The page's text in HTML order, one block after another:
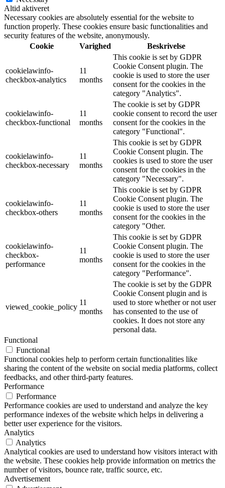
Altid aktiveret
Necessary cookies are absolutely essential for the website to
function properly. These cookies ensure basic functionalities and
security features of the website, anonymously.
Cookie
Varighed Beskrivelse
cookielawinfo-
checkbox-analytics
11
months
This cookie is set by GDPR
Cookie Consent plugin. The
cookie is used to store the user
consent for the cookies in the
category "Analytics".
cookielawinfo-
checkbox-functional
11
months
The cookie is set by GDPR
cookie consent to record the user
consent for the cookies in the
category "Functional".
cookielawinfo-
checkbox-necessary
11
months
This cookie is set by GDPR
Cookie Consent plugin. The
cookies is used to store the user
consent for the cookies in the
category "Necessary".
cookielawinfo-
checkbox-others
11
months
This cookie is set by GDPR
Cookie Consent plugin. The
cookie is used to store the user
consent for the cookies in the
category "Other.
cookielawinfo-
checkbox-
performance
11
months
This cookie is set by GDPR
Cookie Consent plugin. The
cookie is used to store the user
consent for the cookies in the
category "Performance".
viewed_cookie_policy
11
months
The cookie is set by the GDPR
Cookie Consent plugin and is
used to store whether or not user
has consented to the use of
cookies. It does not store any
personal data.
Functional
Functional
Functional cookies help to perform certain functionalities like
sharing the content of the website on social media platforms, collect
feedbacks, and other third-party features.
Performance
Performance
Performance cookies are used to understand and analyze the key
performance indexes of the website which helps in delivering a
better user experience for the visitors.
Analytics
Analytics
Analytical cookies are used to understand how visitors interact with
the website. These cookies help provide information on metrics the
number of visitors, bounce rate, traffic source, etc.
Advertisement